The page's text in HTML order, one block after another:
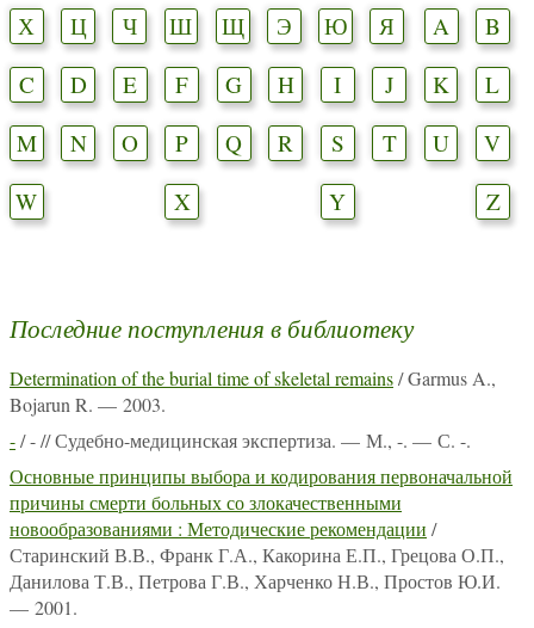
Х
Ц Ч Ш Щ Э Ю Я A
B
C
D E F G H I J K
L
M
N O P Q R S T U
V
W
X Y Z
Последние поступления в библиотеку
Determination of the burial time of skeletal remains/ Garmus A.,
Bojarun R. — 2003.
-/ - // Судебно-медицинская экспертиза. — М., -. — С. -.
Основные принципы выбора и кодирования первоначальной
причины смерти больных со злокачественными
новообразованиями : Методические рекомендации /
Старинский В.В., Франк Г.А., Какорина Е.П., Грецова О.П.,
Данилова Т.В., Петрова Г.В., Харченко Н.В., Простов Ю.И.
— 2001.